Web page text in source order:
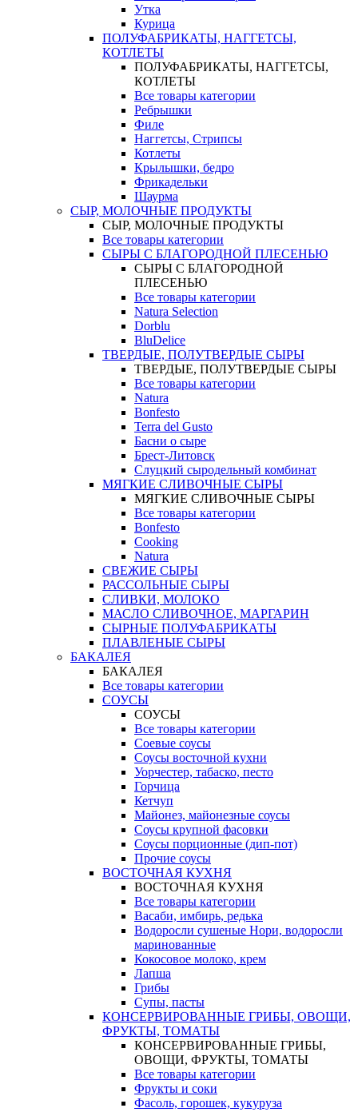
Утка
Курица
ПОЛУФАБРИКАТЫ, НАГГЕТСЫ,
КОТЛЕТЫ
ПОЛУФАБРИКАТЫ, НАГГЕТСЫ,
КОТЛЕТЫ
Все товары категории
Ребрышки
Филе
Наггетсы, Стрипсы
Котлеты
Крылышки, бедро
Фрикадельки
Шаурма
СЫР, МОЛОЧНЫЕ ПРОДУКТЫ
СЫР, МОЛОЧНЫЕ ПРОДУКТЫ
Все товары категории
СЫРЫ С БЛАГОРОДНОЙ ПЛЕСЕНЬЮ
СЫРЫ С БЛАГОРОДНОЙ
ПЛЕСЕНЬЮ
Все товары категории
Natura Selection
Dorblu
BluDelice
ТВЕРДЫЕ, ПОЛУТВЕРДЫЕ СЫРЫ
ТВЕРДЫЕ, ПОЛУТВЕРДЫЕ СЫРЫ
Все товары категории
Natura
Bonfesto
Terra del Gusto
Басни о сыре
Брест-Литовск
Слуцкий сыродельный комбинат
МЯГКИЕ СЛИВОЧНЫЕ СЫРЫ
МЯГКИЕ СЛИВОЧНЫЕ СЫРЫ
Все товары категории
Bonfesto
Cooking
Natura
СВЕЖИЕ СЫРЫ
РАССОЛЬНЫЕ СЫРЫ
СЛИВКИ, МОЛОКО
МАСЛО СЛИВОЧНОЕ, МАРГАРИН
СЫРНЫЕ ПОЛУФАБРИКАТЫ
ПЛАВЛЕНЫЕ СЫРЫ
БАКАЛЕЯ
БАКАЛЕЯ
Все товары категории
СОУСЫ
СОУСЫ
Все товары категории
Соевые соусы
Соусы восточной кухни
Уорчестер, табаско, песто
Горчица
Кетчуп
Майонез, майонезные соусы
Соусы крупной фасовки
Соусы порционные (дип-пот)
Прочие соусы
ВОСТОЧНАЯ КУХНЯ
ВОСТОЧНАЯ КУХНЯ
Все товары категории
Васаби, имбирь, редька
Водоросли сушеные Нори, водоросли
маринованные
Кокосовое молоко, крем
Лапша
Грибы
Супы, пасты
КОНСЕРВИРОВАННЫЕ ГРИБЫ, ОВОЩИ,
ФРУКТЫ, ТОМАТЫ
КОНСЕРВИРОВАННЫЕ ГРИБЫ,
ОВОЩИ, ФРУКТЫ, ТОМАТЫ
Все товары категории
Фрукты и соки
Фасоль, горошек, кукуруза